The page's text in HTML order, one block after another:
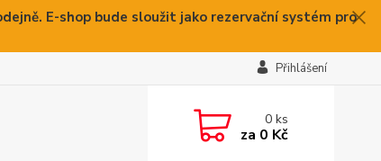
E-shop bude sloužit jako rezervační systém pro
Přihlášení
0ks
za 0 Kč